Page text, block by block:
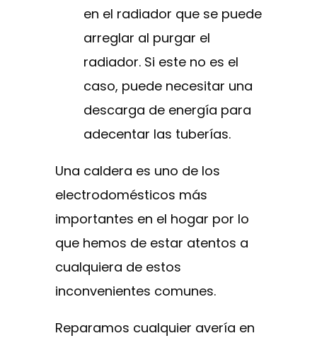
en el radiador que se puede
arreglar al purgar el
radiador. Si este no es el
caso, puede necesitar una
descarga de energía para
adecentar las tuberías.
Una caldera es uno de los
electrodomésticos más
importantes en el hogar por lo
que hemos de estar atentos a
cualquiera de estos
inconvenientes comunes.
Reparamos cualquier avería en